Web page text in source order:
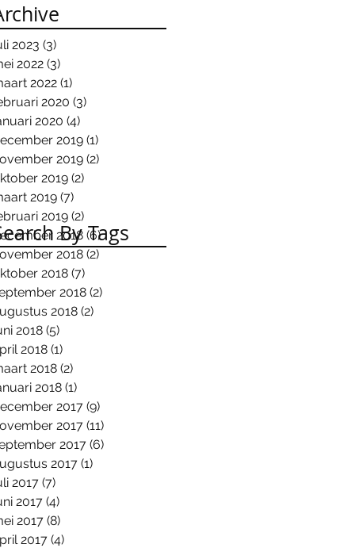
By Tags
2023 (3)
2022 (3)
2022 (1)
2020 (3)
2020 (4)
2019 (1)
2019 (2)
2019 (2)
2019 (7)
2019 (2)
2018 (6)6 posts
2018 (2)
2018 (7)
2018 (2)
2018 (2)
2018 (5)
2018 (1)
2018 (2)
2018 (1)
2017 (9)
2017 (11)
2017 (6)
2017 (1)
2017 (7)
2017 (4)
2017 (8)
2017 (4)